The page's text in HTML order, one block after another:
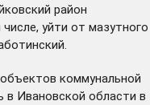
район
уйти от мазутного
коммунальной
в Ивановской области в